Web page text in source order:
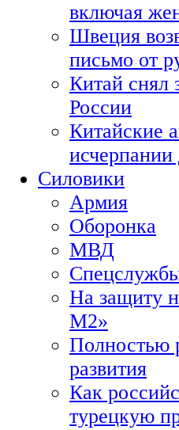
включая
Швеция
письмо от
Китай снял
России
Китайские
исчерпании
Силовики
Армия
Оборонка
МВД
На защиту
М2»
Полностью
развития
Как
турецкую